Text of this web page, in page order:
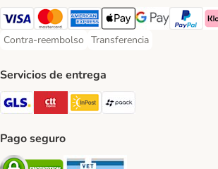
Visa Payment Method
Mastercard Payment Method
American Express Payment
Apple Pay Payment
Google PayPayPal
Contra-reembolso
Contra-reembolso Payment Method
Transferencia
Transferencia Payment
Servicios de entrega
GLS Shipping Method
CTTExpress Shipping Method
InPost Shipping Method
Pago seguro
Security